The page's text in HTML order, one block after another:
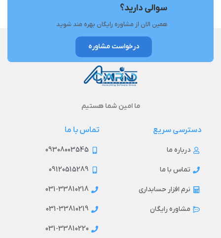
سوالی دارید؟
همین الان از مشاوره رایگان بهره مند شوید
درخواست مشاوره
ما امین شما هستیم
دسترسی سریع
درباره ما
تماس با ما
نرم افزار حسابداری
مشاوره رایگان
تماس با ما
09308003545
09120515289
031-33810218
031-33810219
031-33810220